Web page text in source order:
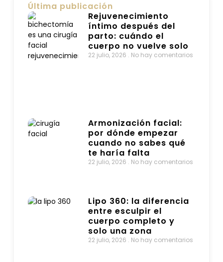
Última publicación
Rejuvenecimiento
íntimo después del
parto: cuándo el
cuerpo no vuelve solo
22 julio, 2026 No hay comentarios
Armonización facial:
por dónde empezar
cuando no sabes qué
te haría falta
22 julio, 2026 No hay comentarios
Lipo 360: la diferencia
entre esculpir el
cuerpo completo y
solo una zona
22 julio, 2026 No hay comentarios